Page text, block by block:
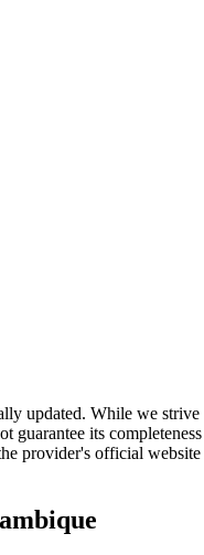
updated. While we strive
guarantee its completeness
provider's official website